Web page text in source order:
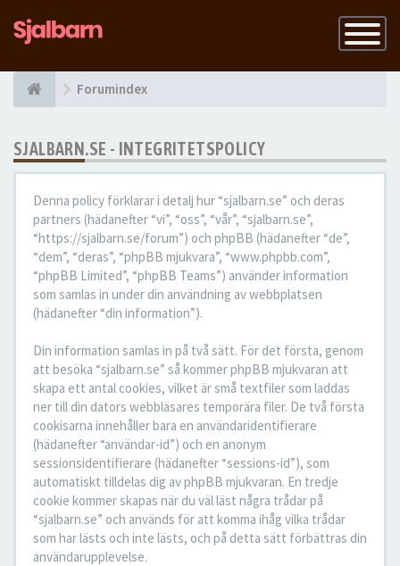
Slå
på
Forumindex
SJALBARN.SE - INTEGRITETSPOLICY
Denna policy förklarar i detalj hur “sjalbarn.se” och deras
partners (hädanefter “vi”, “oss”, “vår”, “sjalbarn.se”,
“https://sjalbarn.se/forum”) och phpBB (hädanefter “de”,
“dem”, “deras”, “phpBB mjukvara”, “www.phpbb.com”,
“phpBB Limited”, “phpBB Teams”) använder information
som samlas in under din användning av webbplatsen
(hädanefter “din information”).
Din information samlas in på två sätt. För det första, genom
att besöka “sjalbarn.se” så kommer phpBB mjukvaran att
skapa ett antal cookies, vilket är små textfiler som laddas
ner till din dators webbläsares temporära filer. De två första
cookisarna innehåller bara en användaridentifierare
(hädanefter “användar-id”) och en anonym
sessionsidentifierare (hädanefter “sessions-id”), som
automatiskt tilldelas dig av phpBB mjukvaran. En tredje
cookie kommer skapas när du väl läst några trådar på
“sjalbarn.se” och används för att komma ihåg vilka trådar
som har lästs och inte lästs, och på detta sätt förbättras din
användarupplevelse.